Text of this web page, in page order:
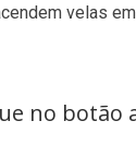
velas
no